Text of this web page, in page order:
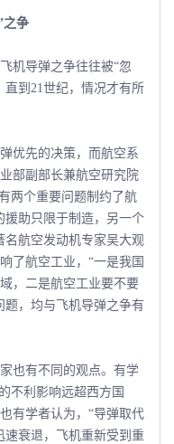
之争
导弹之争往往被“忽
直到21世纪，情况才有所
先的决策，而航空系
部副部长兼航空研究院
两个重要问题制约了航
援助只限于制造，另一个
名航空发动机专家吴大观
了航空工业，“一是我国
，二是航空工业要不要
题，均与飞机导弹之争有
也有不同的观点。有学
不利影响远超西方国
有学者认为，“导弹取代
速衰退，飞机重新受到重